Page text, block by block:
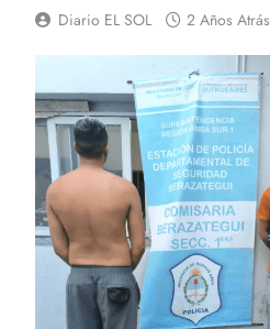
Diario EL SOL 2 Años Atrás